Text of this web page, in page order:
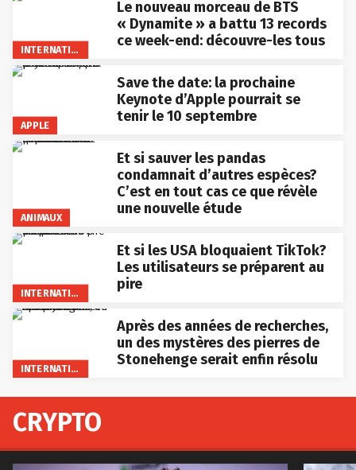
INTERNATIONAL
Le nouveau morceau de BTS
« Dynamite » a battu 13 records
ce week-end: découvre-les tous
APPLE
Save the date: la prochaine
Keynote d’Apple pourrait se
tenir le 10 septembre
ANIMAUX
Et si sauver les pandas
condamnait d’autres espèces?
C’est en tout cas ce que révèle
une nouvelle étude
INTERNATIONAL
Et si les USA bloquaient TikTok?
Les utilisateurs se préparent au
pire
INTERNATIONAL
Après des années de recherches,
un des mystères des pierres de
Stonehenge serait enfin résolu
CRYPTO